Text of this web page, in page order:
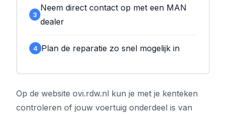
3
Neem direct contact op met een MAN
dealer
4 Plan de reparatie zo snel mogelijk in
Op de website ovi.rdw.nl kun je met je kenteken
controleren of jouw voertuig onderdeel is van